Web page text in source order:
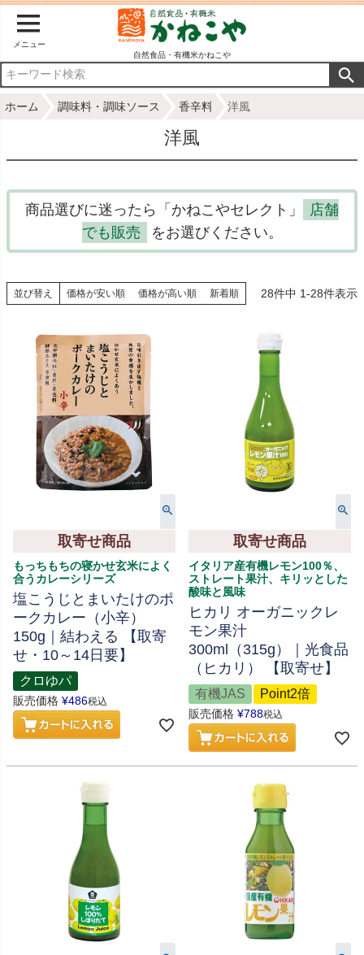
メニュー
自然食品・有機米かねこや
ホーム 調味料・調味ソース 香辛料 洋風
洋風
商品選びに迷ったら「かねこやセレクト」
店舗
でも販売
をお選びください。
並び替え 価格が安い順 価格が高い順 新着順 28件中 1-28件表示
取寄せ商品
もっちもちの寝かせ玄米によく
合うカレーシリーズ
塩こうじとまいたけのポ
ークカレー（小辛）
150g｜結わえる 【取寄
せ・10～14日要】
クロゆパ
販売価格 ¥486税込
取寄せ商品
イタリア産有機レモン100％、
ストレート果汁、キリッとした
酸味と風味
ヒカリ オーガニックレ
モン果汁
300ml（315g）｜光食品
（ヒカリ） 【取寄せ】
有機JAS Point2倍
販売価格 ¥788税込